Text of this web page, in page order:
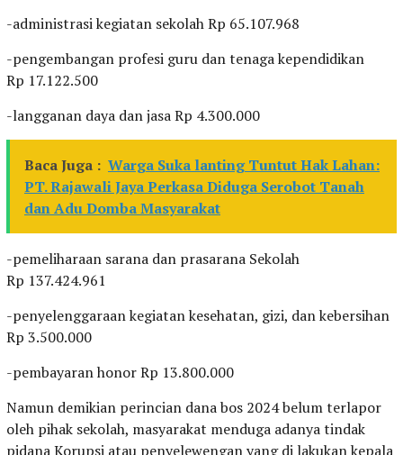
-administrasi kegiatan sekolah Rp 65.107.968
-pengembangan profesi guru dan tenaga kependidikan
Rp 17.122.500
-langganan daya dan jasa Rp 4.300.000
Baca Juga : Warga Suka lanting Tuntut Hak Lahan:
PT. Rajawali Jaya Perkasa Diduga Serobot Tanah
dan Adu Domba Masyarakat
-pemeliharaan sarana dan prasarana Sekolah
Rp 137.424.961
-penyelenggaraan kegiatan kesehatan, gizi, dan kebersihan
Rp 3.500.000
-pembayaran honor Rp 13.800.000
Namun demikian perincian dana bos 2024 belum terlapor
oleh pihak sekolah, masyarakat menduga adanya tindak
pidana Korupsi atau penyelewengan yang di lakukan kepala